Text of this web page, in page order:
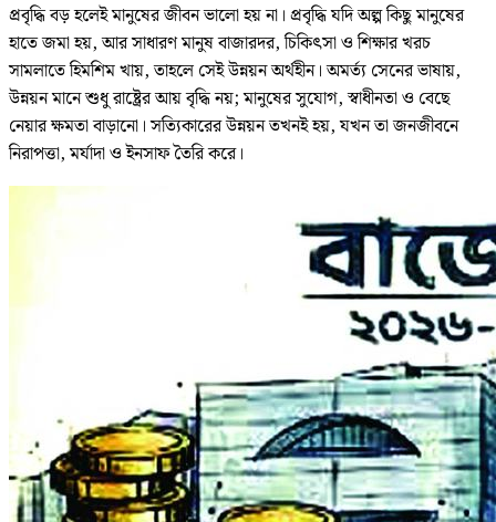
প্রবৃদ্ধি বড় হলেই মানুষের জীবন ভালো হয় না। প্রবৃদ্ধি যদি অল্প কিছু মানুষের
হাতে জমা হয়, আর সাধারণ মানুষ বাজারদর, চিকিৎসা ও শিক্ষার খরচ
সামলাতে হিমশিম খায়, তাহলে সেই উন্নয়ন অর্থহীন। অমর্ত্য সেনের ভাষায়,
উন্নয়ন মানে শুধু রাষ্ট্রের আয় বৃদ্ধি নয়; মানুষের সুযোগ, স্বাধীনতা ও বেছে
নেয়ার ক্ষমতা বাড়ানো। সত্যিকারের উন্নয়ন তখনই হয়, যখন তা জনজীবনে
নিরাপত্তা, মর্যাদা ও ইনসাফ তৈরি করে।